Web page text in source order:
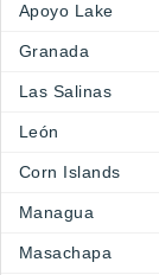
Apoyo Lake
Granada
Las Salinas
León
Corn Islands
Managua
Masachapa